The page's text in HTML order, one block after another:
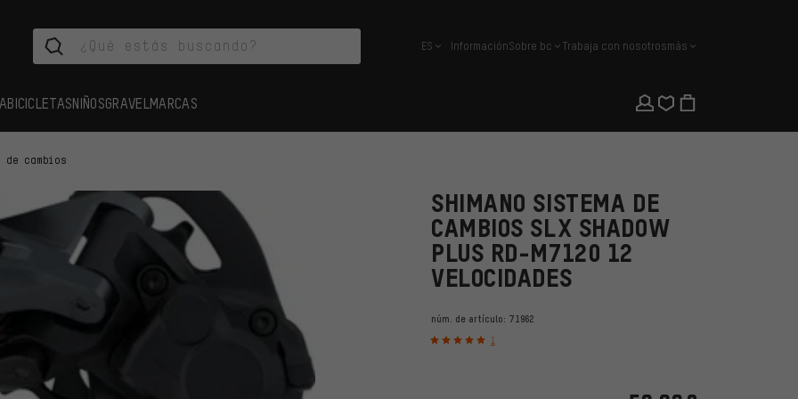
español
ES InformaciónSobre bc Trabaja con nosotrosmás
BICICLETASNIÑOSGRAVEL MARCAS
de cambios
SHIMANO SISTEMA DE
CAMBIOS SLX SHADOW
PLUS RD-M7120 12
VELOCIDADES
núm. de artículo: 71962
1